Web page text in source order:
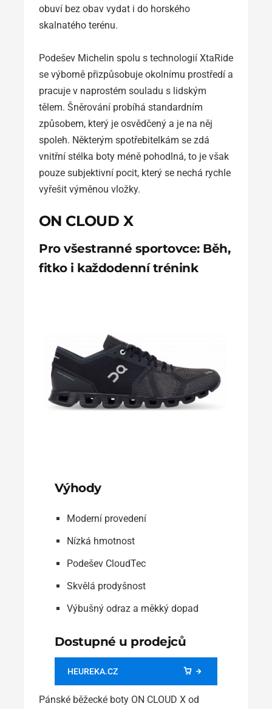
obuví bez obav vydat i do horského
skalnatého terénu.
Podešev Michelin spolu s technologií XtaRide
se výborně přizpůsobuje okolnímu prostředí a
pracuje v naprostém souladu s lidským
tělem. Šněrování probíhá standardním
způsobem, který je osvědčený a je na něj
spoleh. Některým spotřebitelkám se zdá
vnitřní stélka boty méně pohodlná, to je však
pouze subjektivní pocit, který se nechá rychle
vyřešit výměnou vložky.
ON CLOUD X
Pro všestranné sportovce: Běh,
fitko i každodenní trénink
Výhody
Moderní provedení
Nízká hmotnost
Podešev CloudTec
Skvělá prodyšnost
Výbušný odraz a měkký dopad
Dostupné u prodejců
HEUREKA.CZ
Pánské běžecké boty ON CLOUD X od